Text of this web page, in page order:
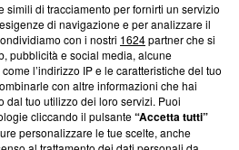
trasparenti su Blasting
e su come ci impegniamo a
afferma la nostra aderenza a
Blasting News non è
ma ha richiesto di farne
ancora effettuato una verifica di
simili di tracciamento per fornirti un servizio
di navigazione e per analizzare il
con i nostri 1624partner che si
pubblicità e social media, alcune
l’indirizzo IP e le caratteristiche del tuo
con altre informazioni che hai
dal tuo utilizzo dei loro servizi. Puoi
cliccando il pulsante“Accetta tutti”
personalizzare le tue scelte, anche